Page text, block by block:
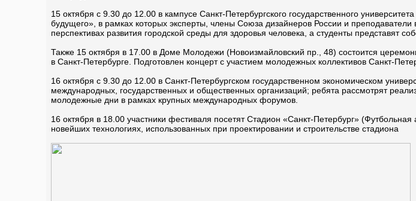
15 октября с 9.30 до 12.00 в кампусе Санкт-Петербургского государственного
будущего», в рамках которых эксперты, члены Союза дизайнеров России и преподаватели
перспективах развития городской среды для здоровья человека, а студенты представят
Также 15 октября в 17.00 в Доме Молодежи (Новоизмайловский пр., 48) состоится
в Санкт-Петербурге. Подготовлен концерт с участием молодежных коллективов Санкт-
16 октября с 9.30 до 12.00 в Санкт-Петербургском государственном экономическом
международных, государственных и общественных организаций; ребята рассмотрят
молодежные дни в рамках крупных международных форумов.
16 октября в 18.00 участники фестиваля посетят Стадион «Санкт-Петербург»
новейших технологиях, использованных при проектировании и строительстве стадиона